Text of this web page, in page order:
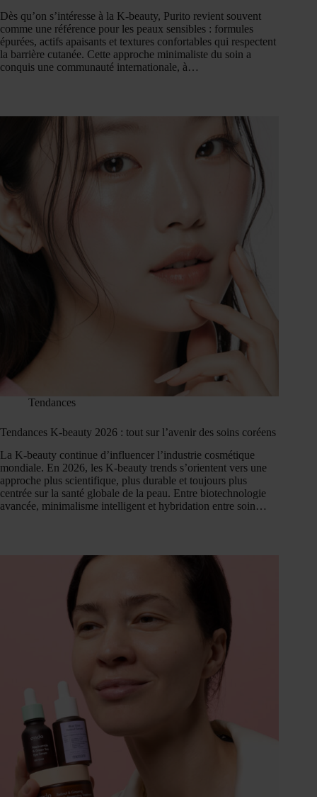
Dès qu’on s’intéresse à la K-beauty, Purito revient souvent
comme une référence pour les peaux sensibles : formules
épurées, actifs apaisants et textures confortables qui respectent
la barrière cutanée. Cette approche minimaliste du soin a
conquis une communauté internationale, à…
Tendances
Tendances K-beauty 2026 : tout sur l’avenir des soins coréens
La K-beauty continue d’influencer l’industrie cosmétique
mondiale. En 2026, les K-beauty trends s’orientent vers une
approche plus scientifique, plus durable et toujours plus
centrée sur la santé globale de la peau. Entre biotechnologie
avancée, minimalisme intelligent et hybridation entre soin…